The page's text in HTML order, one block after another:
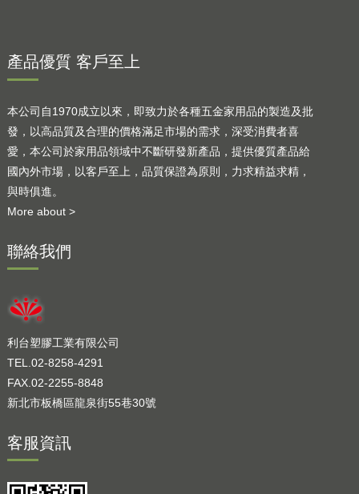
產品優質 客戶至上
本公司自1970成立以來，即致力於各種五金家用品的製造及批
發，以高品質及合理的價格滿足市場的需求，深受消費者喜
愛，本公司於家用品領域中不斷研發新產品，提供優質產品給
國內外市場，以客戶至上，品質保證為原則，力求精益求精，
與時俱進。
More about >
聯絡我們
利台塑膠工業有限公司
TEL.02-8258-4291
FAX.02-2255-8848
新北市板橋區龍泉街55巷30號
客服資訊